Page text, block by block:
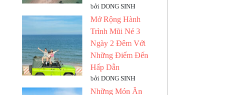
bởi DONG SINH
Mở Rộng Hành
Trình Mũi Né 3
Ngày 2 Đêm Với
Những Điểm Đến
Hấp Dẫn
bởi DONG SINH
Những Món Ăn